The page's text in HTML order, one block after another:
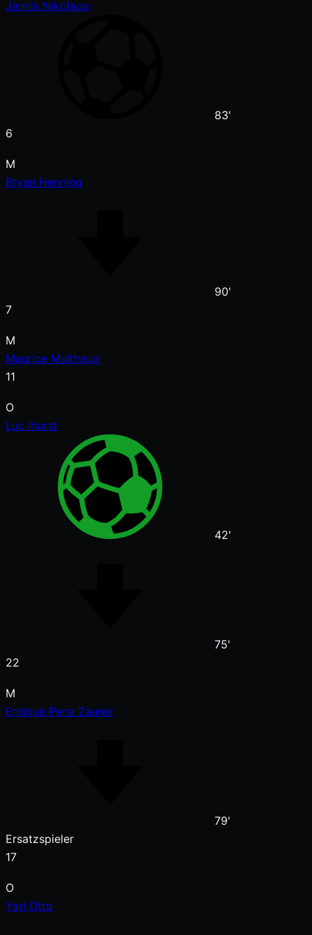
Jannis Nikolaou
83'
6
M
Bryan Henning
90'
7
M
Maurice Multhaup
11
O
Luc Ihorst
42'
75'
22
M
Enrique Pena Zauner
79'
Ersatzspieler
17
O
Yari Otto